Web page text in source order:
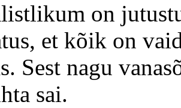
on
et kõik on
Sest nagu
sai.